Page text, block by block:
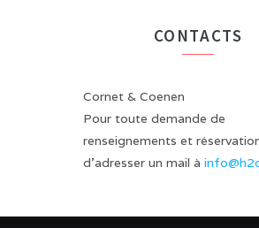
CONTACTS
Cornet & Coenen
Pour toute demande de
renseignements et
d'adresser un mail à